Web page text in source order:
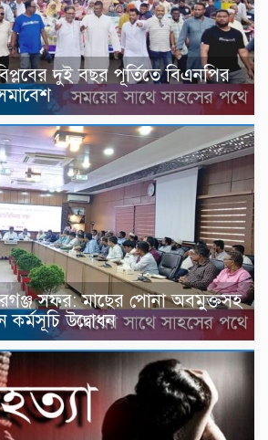
দুই বছর পূর্তিতে বিএনপির
সফর: মাছের পোনা অবমুক্তসহ
কর্মসূচি উদ্বোধন